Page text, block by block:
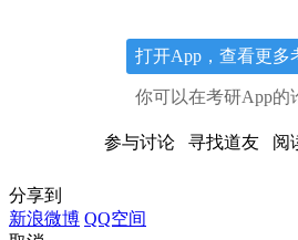
打开App，查看更多
你可以在考研App的
参与讨论 寻找道友 阅
分享到
新浪微博 QQ空间